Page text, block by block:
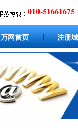
010-
万网首页 注册